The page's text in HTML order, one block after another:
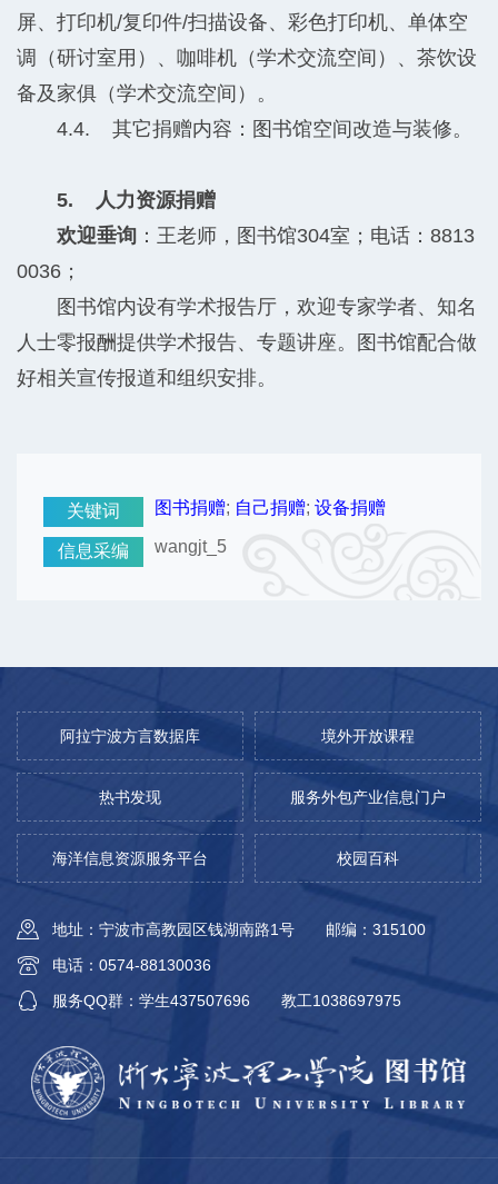
屏、打印机/复印件/扫描设备、彩色打印机、单体空
调（研讨室用）、咖啡机（学术交流空间）、茶饮设
备及家俱（学术交流空间）。
4.4. 其它捐赠内容：图书馆空间改造与装修。
5. 人力资源捐赠
欢迎垂询 ：王老师，图书馆304室；电话：8813
0036；
图书馆内设有学术报告厅，欢迎专家学者、知名
人士零报酬提供学术报告、专题讲座。图书馆配合做
好相关宣传报道和组织安排。
关键词 图书捐赠; 自己捐赠; 设备捐赠
信息采编 wangjt_5
阿拉宁波方言数据库 境外开放课程
热书发现 服务外包产业信息门户
海洋信息资源服务平台 校园百科
地址：宁波市高教园区钱湖南路1号
邮编：315100
电话：0574-88130036
服务QQ群：学生437507696
教工1038697975